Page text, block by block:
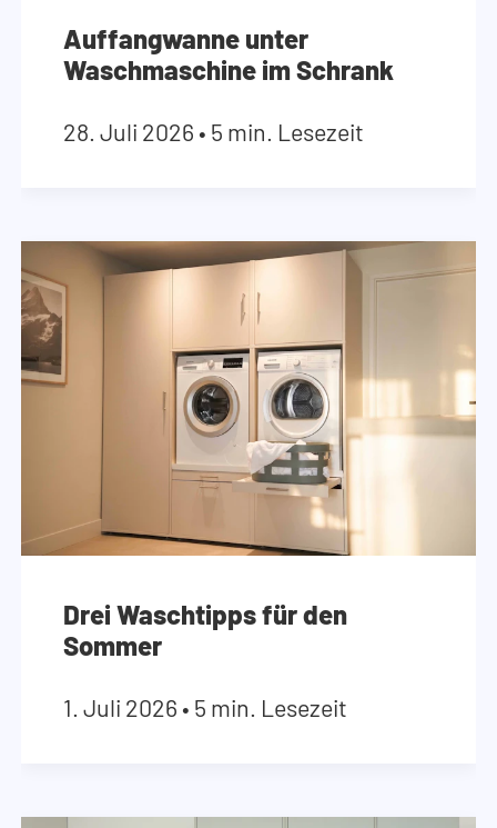
Auffangwanne unter
Waschmaschine im Schrank
28. Juli 2026 • 5 min. Lesezeit
Drei Waschtipps für den
Sommer
1. Juli 2026 • 5 min. Lesezeit